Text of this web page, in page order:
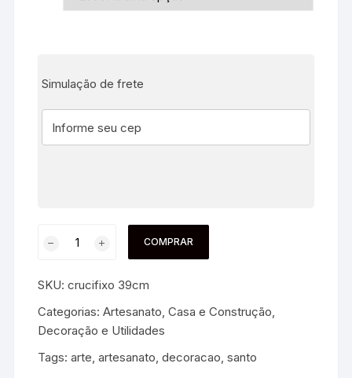
Simulação de frete
COMPRAR
SKU:crucifixo 39cm
Categorias:Artesanato,Casa e Construção,
Decoração e Utilidades
Tags:arte,artesanato,decoracao,santo